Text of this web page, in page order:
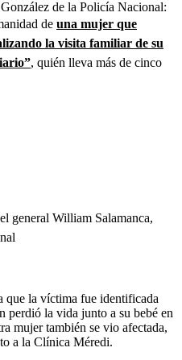
de la Policía Nacional:
de una mujer que
la visita familiar de su
, quién lleva más de cinco
general William Salamanca,
que la víctima fue identificada
la vida junto a su bebé en
mujer también se vio afectada,
a la Clínica Méredi.